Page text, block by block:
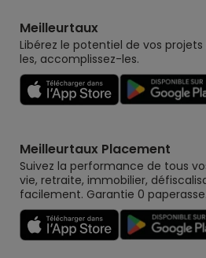
Meilleurtaux
Libérez le potentiel de vos
les, accomplissez-les.
Meilleurtaux Placement
Suivez la performance de tous
vie, retraite, immobilier,
facilement. Garantie 0 paperasse.